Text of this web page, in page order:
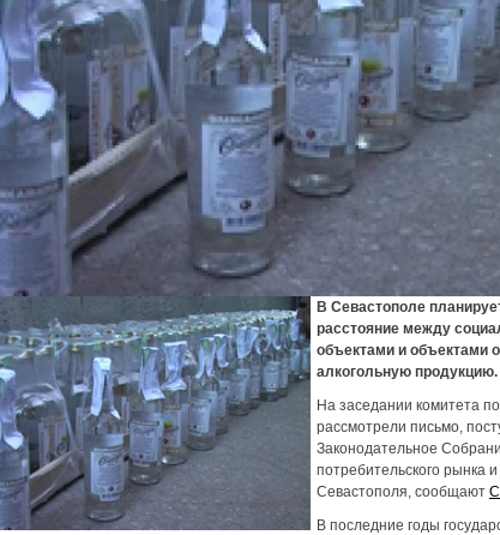
В Севастополе
расстояние между
объектами и объектами
алкогольную продукцию.
На заседании комитета
рассмотрели письмо,
Законодательное
потребительского рынка
Севастополя, сообщают
В последние годы